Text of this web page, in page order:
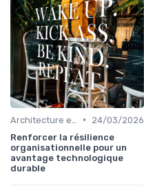
•
24/03/2026
Renforcer la résilience
organisationnelle pour un
avantage technologique
durable